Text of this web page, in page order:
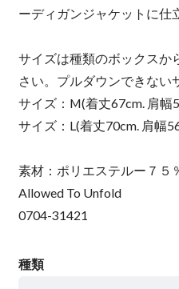
ーディガンジャケットに仕
サイズは種類のボックスか
さい。プルダウンできない
サイズ：M(着丈67cm. 肩幅
サイズ：L(着丈70cm. 肩幅
素材：ポリエステルー７５
Allowed To Unfold
0704-31421
種類